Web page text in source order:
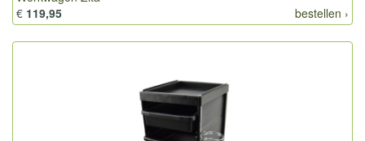
bestellen ›
€ 119,95